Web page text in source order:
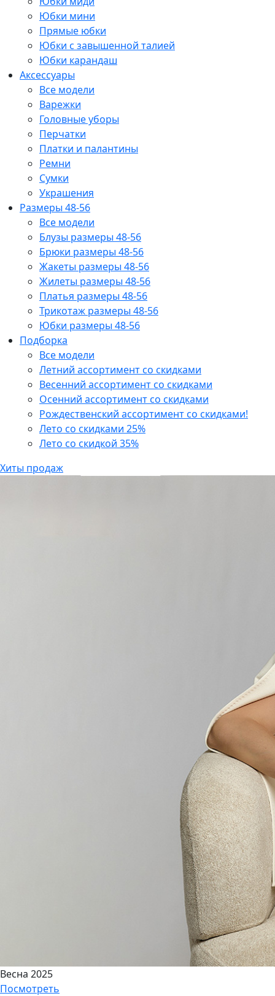
Юбки мини
Прямые юбки
Юбки с завышенной талией
Юбки карандаш
Аксессуары
Все модели
Варежки
Головные уборы
Перчатки
Платки и палантины
Ремни
Сумки
Украшения
Размеры 48-56
Все модели
Блузы размеры 48-56
Брюки размеры 48-56
Жакеты размеры 48-56
Жилеты размеры 48-56
Платья размеры 48-56
Трикотаж размеры 48-56
Юбки размеры 48-56
Подборка
Все модели
Летний ассортимент со скидками
Весенний ассортимент со скидками
Осенний ассортимент со скидками
Рождественский ассортимент со скидками!
Лето со скидками 25%
Лето со скидкой 35%
Хиты продаж
Весна 2025
Посмотреть